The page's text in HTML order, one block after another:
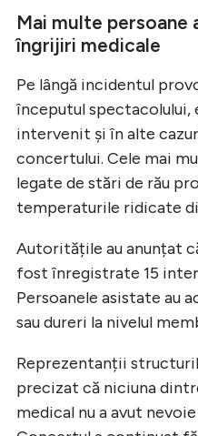
Mai multe persoane
îngrijiri medicale
Pe lângă incidentul
începutul spectacolului,
intervenit și în alte
concertului. Cele mai
legate de stări de rău
temperaturile ridicate
Autoritățile au anunțat
fost înregistrate 15
Persoanele asistate au
sau dureri la nivelul
Reprezentanții
precizat că niciuna
medical nu a avut